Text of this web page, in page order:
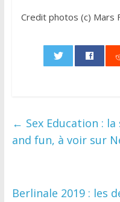
Credit photos (c) Mars
← Sex Education :
and fun, à voir sur
Berlinale 2019 : les